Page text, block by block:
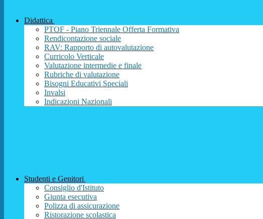
Didattica
PTOF - Piano Triennale Offerta Formativa
Rendicontazione sociale
RAV: Rapporto di autovalutazione
Curricolo Verticale
Valutazione intermedie e finale
Rubriche di valutazione
Bisogni Educativi Speciali
Invalsi
Indicazioni Nazionali
Studenti e Genitori
Consiglio d'Istituto
Giunta esecutiva
Polizza di assicurazione
Ristorazione scolastica